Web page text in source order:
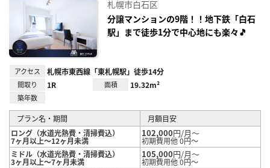
録
札幌市白石区
分譲マンションの9階！！地下鉄「白石
駅」まで徒歩1分で中心地にも楽々🎵
アクセス 札幌市東西線「東札幌駅」徒歩14分
間取り 1R 面積 19.32m²
築年数
プラン名・期間
月額目安
ロング（水道光熱費・清掃費込）
7ヶ月以上～12ヶ月未満
102,000円/月～
初期費用他 0円～
ミドル（水道光熱費・清掃費込）
3ヶ月以上～7ヶ月未満
105,000円/月～
初期費用他 0円～